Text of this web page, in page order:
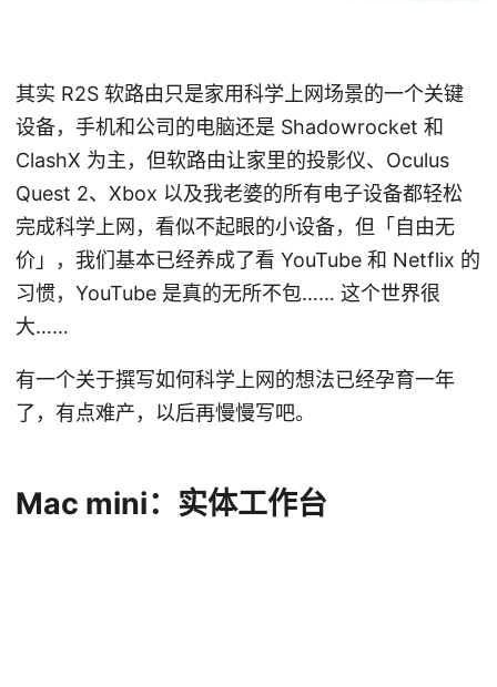
其实 R2S 软路由只是家用科学上网场景的一个关键
设备，手机和公司的电脑还是 Shadowrocket 和
ClashX 为主，但软路由让家里的投影仪、Oculus
Quest 2、Xbox 以及我老婆的所有电子设备都轻松
完成科学上网，看似不起眼的小设备，但「自由无
价」，我们基本已经养成了看 YouTube 和 Netflix 的
习惯，YouTube 是真的无所不包…… 这个世界很
大……
有一个关于撰写如何科学上网的想法已经孕育一年
了，有点难产，以后再慢慢写吧。
Mac mini：实体工作台